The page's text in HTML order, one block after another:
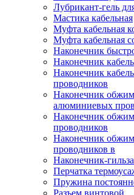
Лубрикант-гель
Мастика кабельная
Муфта кабельная
Муфта кабельная
Наконечник
Наконечник
Наконечник
проводников
Наконечник
алюминиевых
Наконечник
проводников
Наконечник
проводников в
Наконечник-
Перчатка
Пружина
Разъем винтовой